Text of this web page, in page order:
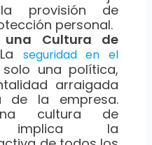
provisión de
personal.
una Cultura de
seguridad en el
una política,
arraigada
de la empresa.
cultura de
implica la